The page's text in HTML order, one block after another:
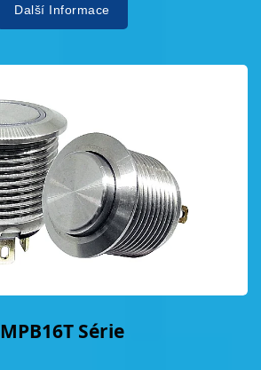
Další Informace
MPB16T Série